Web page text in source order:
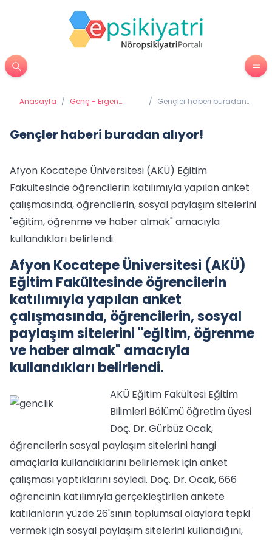
Anasayfa / Genç - Ergen
/ Gençler haberi buradan
Gençler haberi buradan alıyor!
Afyon Kocatepe Üniversitesi (AKÜ) Eğitim
Fakültesinde öğrencilerin katılımıyla yapılan anket
çalışmasında, öğrencilerin, sosyal paylaşım sitelerini
"eğitim, öğrenme ve haber almak" amacıyla
kullandıkları belirlendi.
Afyon Kocatepe Üniversitesi (AKÜ)
Eğitim Fakültesinde öğrencilerin
katılımıyla yapılan anket
çalışmasında, öğrencilerin, sosyal
paylaşım sitelerini "eğitim, öğrenme
ve haber almak" amacıyla
kullandıkları belirlendi.
AKÜ Eğitim Fakültesi Eğitim
Bilimleri Bölümü öğretim üyesi
Doç. Dr. Gürbüz Ocak,
öğrencilerin sosyal paylaşım sitelerini hangi
amaçlarla kullandıklarını belirlemek için anket
çalışması yaptıklarını söyledi. Doç. Dr. Ocak, 666
öğrencinin katılımıyla gerçekleştirilen ankete
katılanların yüzde 26'sının toplumsal olaylara tepki
vermek için sosyal paylaşım sitelerini kullandığını,